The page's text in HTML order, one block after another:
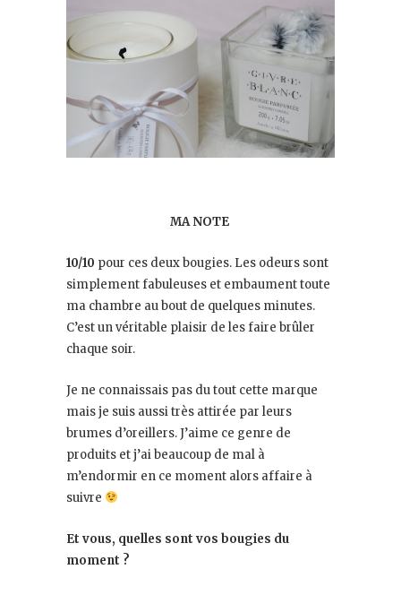
MA NOTE
10/10 pour ces deux bougies. Les odeurs sont
simplement fabuleuses et embaument toute
ma chambre au bout de quelques minutes.
C’est un véritable plaisir de les faire brûler
chaque soir.
Je ne connaissais pas du tout cette marque
mais je suis aussi très attirée par leurs
brumes d’oreillers. J’aime ce genre de
produits et j’ai beaucoup de mal à
m’endormir en ce moment alors affaire à
suivre
Et vous, quelles sont vos bougies du
moment ?